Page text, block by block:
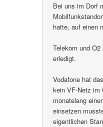
Bei uns im Dorf
hatte, auf einen
Telekom und
erledigt.
Vodafone hat
kein VF-Netz im
monatelang
einsetzen
eigentlichen